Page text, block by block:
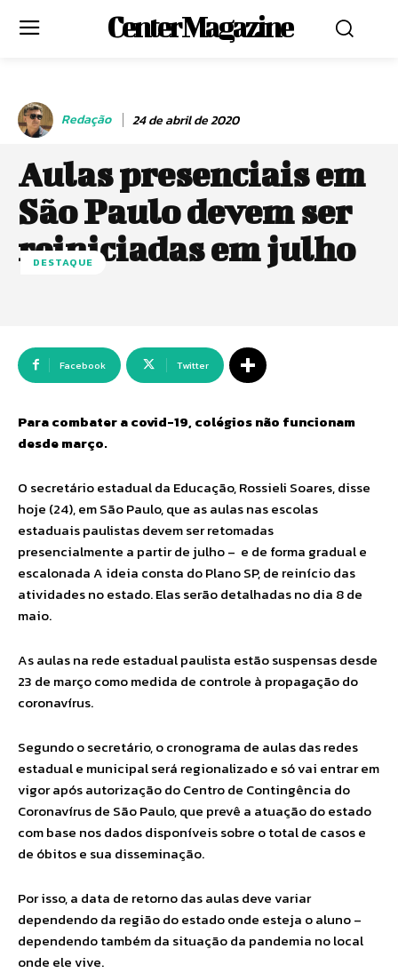
Center Magazine
Redação 24 de abril de 2020
Aulas presenciais em
São Paulo devem ser
reiniciadas em julho
DESTAQUE
Facebook Twitter
Para combater a covid-19, colégios não funcionam
desde março.
O secretário estadual da Educação, Rossieli Soares, disse
hoje (24), em São Paulo, que as aulas nas escolas
estaduais paulistas devem ser retomadas
presencialmente a partir de julho – e de forma gradual e
escalonada A ideia consta do Plano SP, de reinício das
atividades no estado. Elas serão detalhadas no dia 8 de
maio.
As aulas na rede estadual paulista estão suspensas desde
23 de março como medida de controle à propagação do
coronavírus.
Segundo o secretário, o cronograma de aulas das redes
estadual e municipal será regionalizado e só vai entrar em
vigor após autorização do Centro de Contingência do
Coronavírus de São Paulo, que prevê a atuação do estado
com base nos dados disponíveis sobre o total de casos e
de óbitos e sua disseminação.
Por isso, a data de retorno das aulas deve variar
dependendo da região do estado onde esteja o aluno –
dependendo também da situação da pandemia no local
onde ele vive.